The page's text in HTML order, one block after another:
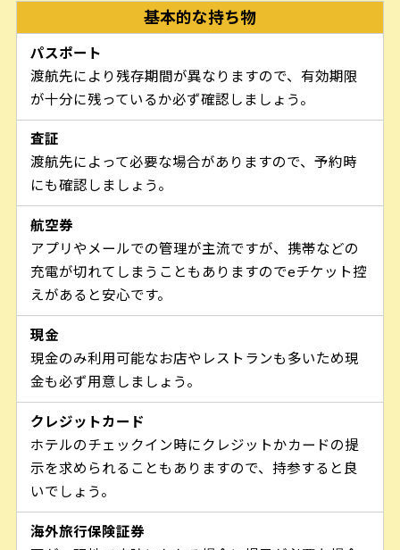
基本的な持ち物
パスポート
渡航先により残存期間が異なりますので、有効期限
が十分に残っているか必ず確認しましょう。
査証
渡航先によって必要な場合がありますので、予約時
にも確認しましょう。
航空券
アプリやメールでの管理が主流ですが、携帯などの
充電が切れてしまうこともありますのでeチケット控
えがあると安心です。
現金
現金のみ利用可能なお店やレストランも多いため現
金も必ず用意しましょう。
クレジットカード
ホテルのチェックイン時にクレジットかカードの提
示を求められることもありますので、持参すると良
いでしょう。
海外旅行保険証券